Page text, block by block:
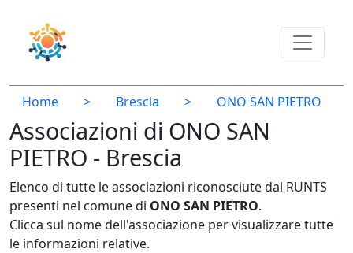
Home > Brescia > ONO SAN PIETRO
Associazioni di ONO SAN
PIETRO - Brescia
Elenco di tutte le associazioni riconosciute dal RUNTS
presenti nel comune di ONO SAN PIETRO.
Clicca sul nome dell'associazione per visualizzare tutte
le informazioni relative.